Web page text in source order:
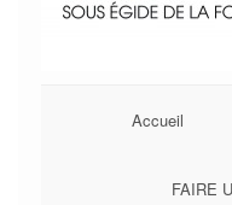
Accueil
FAIRE